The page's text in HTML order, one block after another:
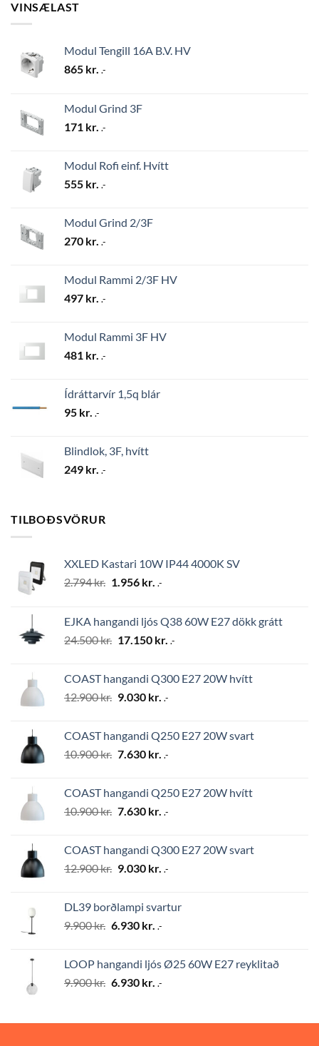
VINSÆLAST
Modul Tengill 16A B.V. HV
865 kr. .-
Modul Grind 3F
171 kr. .-
Modul Rofi einf. Hvítt
555 kr. .-
Modul Grind 2/3F
270 kr. .-
Modul Rammi 2/3F HV
497 kr. .-
Modul Rammi 3F HV
481 kr. .-
Ídráttarvír 1,5q blár
95 kr. .-
Blindlok, 3F, hvítt
249 kr. .-
TILBOÐSVÖRUR
XXLED Kastari 10W IP44 4000K SV
2.794kr. Original
2.794 kr..
1.956 kr. Current
1.956 kr..
.-
EJKA hangandi ljós Q38 60W E27 dökk grátt
24.500kr. Original
24.500 kr..
17.150 kr. Current
17.150 kr..
.-
COAST hangandi Q300 E27 20W hvítt
12.900kr. Original
12.900 kr..
9.030 kr. Current
9.030 kr..
.-
COAST hangandi Q250 E27 20W svart
10.900kr. Original
10.900 kr..
7.630 kr. Current
7.630 kr..
.-
COAST hangandi Q250 E27 20W hvítt
10.900kr. Original
10.900 kr..
7.630 kr. Current
7.630 kr..
.-
COAST hangandi Q300 E27 20W svart
12.900kr. Original
12.900 kr..
9.030 kr. Current
9.030 kr..
.-
DL39 borðlampi svartur
9.900kr. Original
9.900 kr..
6.930 kr. Current
6.930 kr..
.-
LOOP hangandi ljós Ø25 60W E27 reyklitað
9.900kr. Original
9.900 kr..
6.930 kr. Current
6.930 kr..
.-